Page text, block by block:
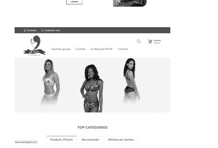
~415€/mois économisés d'annonces commerciales